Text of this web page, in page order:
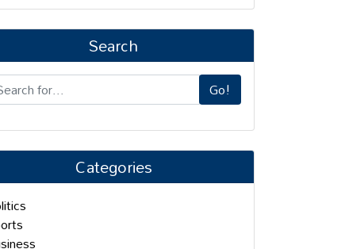
Search
Go!
Categories